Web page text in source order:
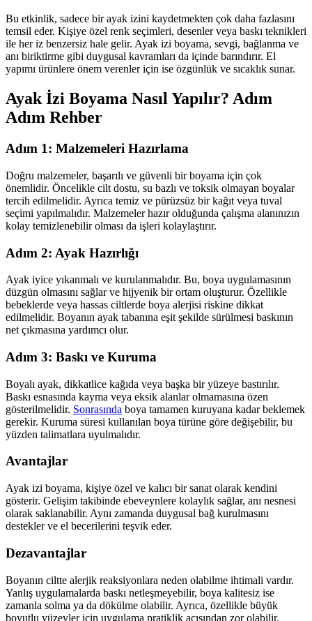
Bu etkinlik, sadece bir ayak izini kaydetmekten çok daha fazlasını
temsil eder. Kişiye özel renk seçimleri, desenler veya baskı teknikleri
ile her iz benzersiz hale gelir. Ayak izi boyama, sevgi, bağlanma ve
anı biriktirme gibi duygusal kavramları da içinde barındırır. El
yapımı ürünlere önem verenler için ise özgünlük ve sıcaklık sunar.
Ayak İzi Boyama Nasıl Yapılır? Adım
Adım Rehber
Adım 1: Malzemeleri Hazırlama
Doğru malzemeler, başarılı ve güvenli bir boyama için çok
önemlidir. Öncelikle cilt dostu, su bazlı ve toksik olmayan boyalar
tercih edilmelidir. Ayrıca temiz ve pürüzsüz bir kağıt veya tuval
seçimi yapılmalıdır. Malzemeler hazır olduğunda çalışma alanınızın
kolay temizlenebilir olması da işleri kolaylaştırır.
Adım 2: Ayak Hazırlığı
Ayak iyice yıkanmalı ve kurulanmalıdır. Bu, boya uygulamasının
düzgün olmasını sağlar ve hijyenik bir ortam oluşturur. Özellikle
bebeklerde veya hassas ciltlerde boya alerjisi riskine dikkat
edilmelidir. Boyanın ayak tabanına eşit şekilde sürülmesi baskının
net çıkmasına yardımcı olur.
Adım 3: Baskı ve Kuruma
Boyalı ayak, dikkatlice kağıda veya başka bir yüzeye bastırılır.
Baskı esnasında kayma veya eksik alanlar olmamasına özen
gösterilmelidir. Sonrasında boya tamamen kuruyana kadar beklemek
gerekir. Kuruma süresi kullanılan boya türüne göre değişebilir, bu
yüzden talimatlara uyulmalıdır.
Avantajlar
Ayak izi boyama, kişiye özel ve kalıcı bir sanat olarak kendini
gösterir. Gelişim takibinde ebeveynlere kolaylık sağlar, anı nesnesi
olarak saklanabilir. Aynı zamanda duygusal bağ kurulmasını
destekler ve el becerilerini teşvik eder.
Dezavantajlar
Boyanın ciltte alerjik reaksiyonlara neden olabilme ihtimali vardır.
Yanlış uygulamalarda baskı netleşmeyebilir, boya kalitesiz ise
zamanla solma ya da dökülme olabilir. Ayrıca, özellikle büyük
boyutlu yüzeyler için uygulama pratiklik açısından zor olabilir.